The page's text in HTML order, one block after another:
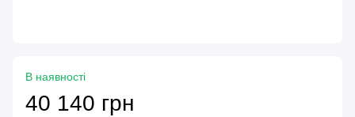
В наявності
40 140 грн